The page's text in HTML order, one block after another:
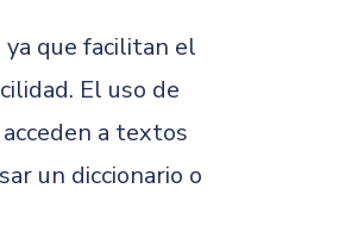
que facilitan el
El uso de
a textos
un diccionario o